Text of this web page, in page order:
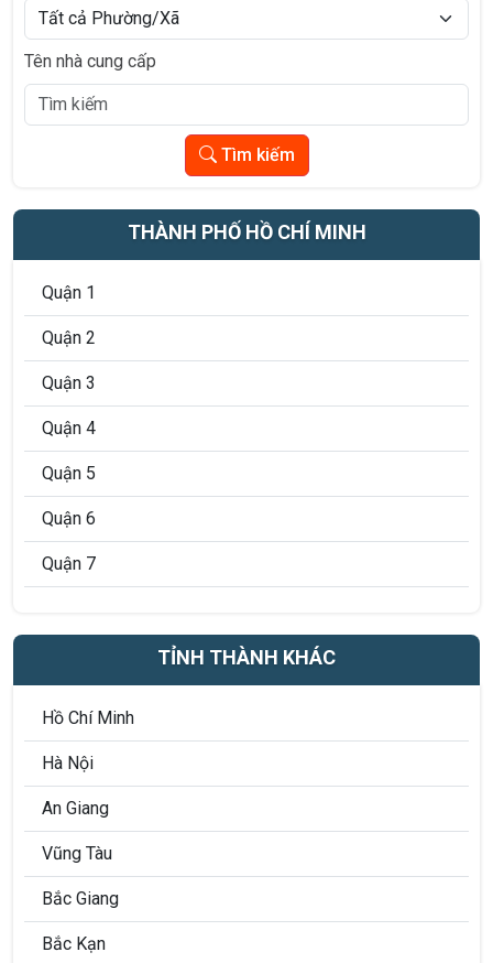
Tên nhà cung cấp
Tìm kiếm
THÀNH PHỐ HỒ CHÍ MINH
Quận 1
Quận 2
Quận 3
Quận 4
Quận 5
Quận 6
Quận 7
Quận 11
Quận 12
Quận Phú Nhuận
Quận Bình Thạnh
Quận Tân Bình
TỈNH THÀNH KHÁC
Hồ Chí Minh
Hà Nội
An Giang
Vũng Tàu
Bắc Giang
Bắc Kạn